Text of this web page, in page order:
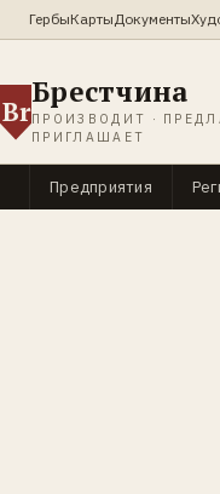
ГербыКартыДокументы
Br
Брестчина
ПРОИЗВОДИТ ·
ПРИГЛАШАЕТ
Предприятия